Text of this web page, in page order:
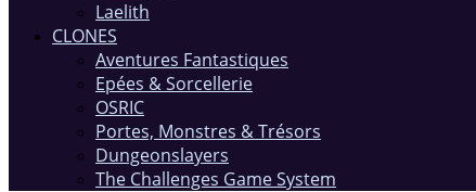
Laelith
CLONES
Aventures Fantastiques
Epées & Sorcellerie
OSRIC
Portes, Monstres & Trésors
Dungeonslayers
The Challenges Game System